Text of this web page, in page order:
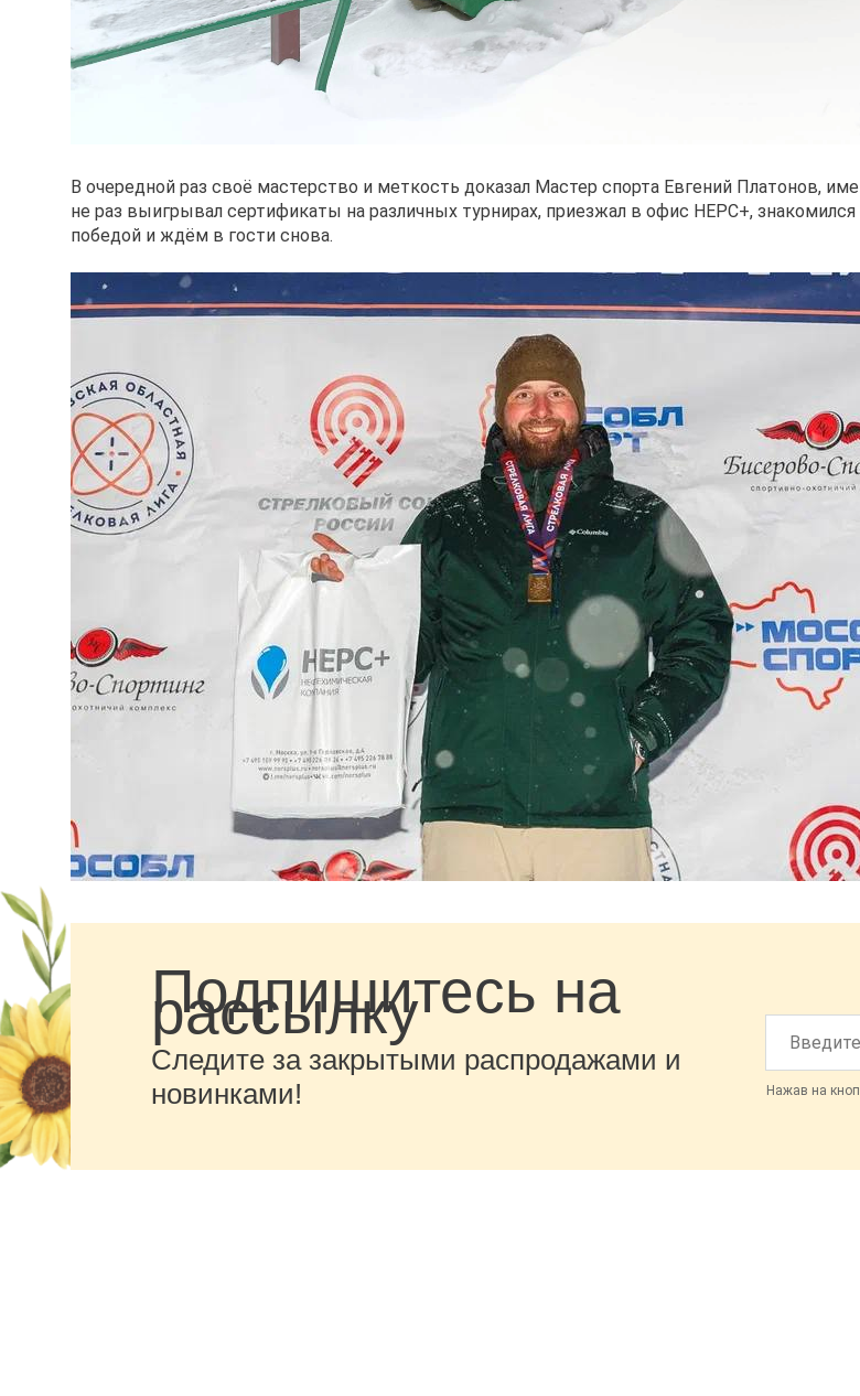
В очередной раз своё мастерство и меткость доказал Мастер спорта Евгений Платонов,
не раз выигрывал сертификаты на различных турнирах, приезжал в офис НЕРС+,
победой и ждём в гости снова.
Подпишитесь на
рассылку
Следите за закрытыми распродажами и
новинками!
Нажав на